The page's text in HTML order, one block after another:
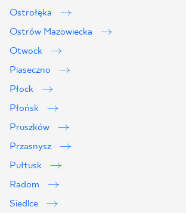
Ostrołęka
Ostrów Mazowiecka
Otwock
Piaseczno
Płock
Płońsk
Pruszków
Przasnysz
Pułtusk
Radom
Siedlce